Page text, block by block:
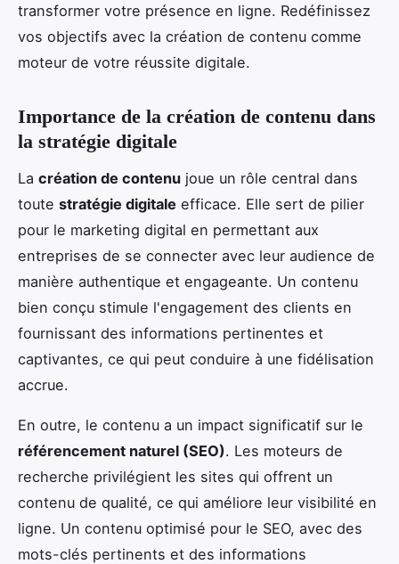
transformer votre présence en ligne. Redéfinissez
vos objectifs avec la création de contenu comme
moteur de votre réussite digitale.
Importance de la création de contenu dans
la stratégie digitale
La création de contenu joue un rôle central dans
toute stratégie digitale efficace. Elle sert de pilier
pour le marketing digital en permettant aux
entreprises de se connecter avec leur audience de
manière authentique et engageante. Un contenu
bien conçu stimule l'engagement des clients en
fournissant des informations pertinentes et
captivantes, ce qui peut conduire à une fidélisation
accrue.
En outre, le contenu a un impact significatif sur le
référencement naturel (SEO). Les moteurs de
recherche privilégient les sites qui offrent un
contenu de qualité, ce qui améliore leur visibilité en
ligne. Un contenu optimisé pour le SEO, avec des
mots-clés pertinents et des informations